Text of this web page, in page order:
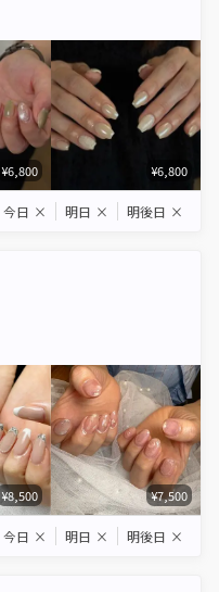
¥6,800 ¥6,800
今日 × 明日 × 明後日 ×
¥8,500 ¥7,500
今日 × 明日 × 明後日 ×